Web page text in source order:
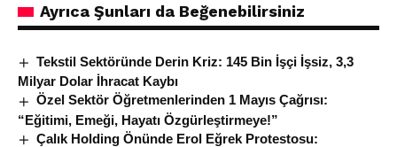
Ayrıca Şunları da Beğenebilirsiniz
Tekstil Sektöründe Derin Kriz: 145 Bin İşçi İşsiz, 3,3
Milyar Dolar İhracat Kaybı
Özel Sektör Öğretmenlerinden 1 Mayıs Çağrısı:
“Eğitimi, Emeği, Hayatı Özgürleştirmeye!”
Çalık Holding Önünde Erol Eğrek Protestosu: